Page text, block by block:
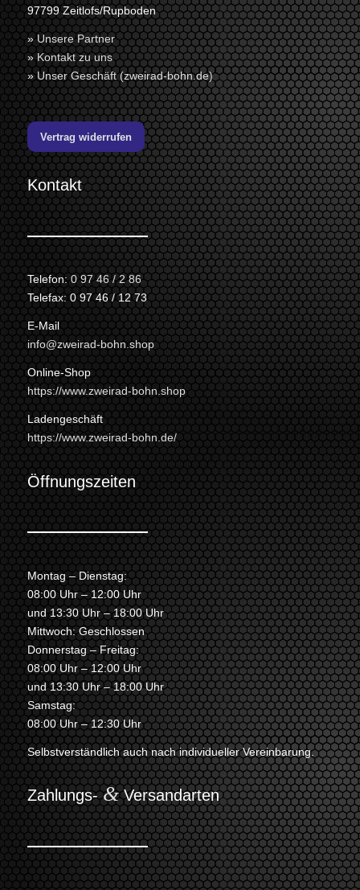
97799 Zeitlofs/Rupboden
»Unsere Partner
»Kontakt zu uns
»Unser Geschäft (zweirad-bohn.de)
Vertrag widerrufen
Kontakt
Telefon:0 97 46 / 2 86
Telefax: 0 97 46 / 12 73
E-Mail
info@zweirad-bohn.shop
Online-Shop
https://www.zweirad-bohn.shop
Ladengeschäft
https://www.zweirad-bohn.de/
Öffnungszeiten
Montag – Dienstag:
08:00 Uhr – 12:00 Uhr
und 13:30 Uhr – 18:00 Uhr
Mittwoch: Geschlossen
Donnerstag – Freitag:
08:00 Uhr – 12:00 Uhr
und 13:30 Uhr – 18:00 Uhr
Samstag:
08:00 Uhr – 12:30 Uhr
Selbstverständlich auch nach individueller Vereinbarung.
Zahlungs-&Versandarten